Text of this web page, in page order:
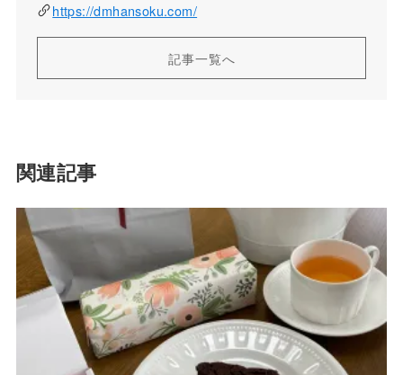
https://dmhansoku.com/
記事一覧へ
関連記事